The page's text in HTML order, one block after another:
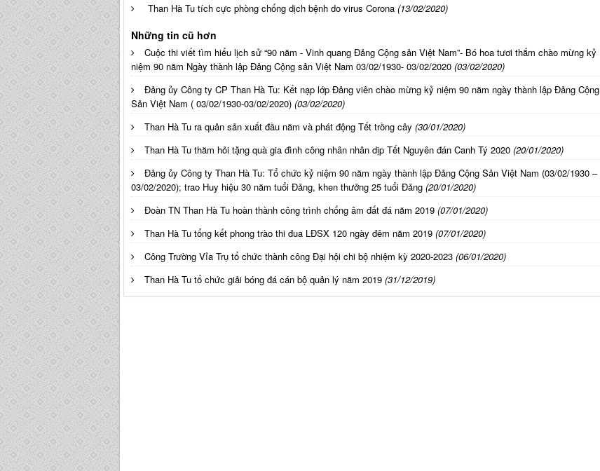
Than Hà Tu tích cực phòng chống dịch bệnh do virus Corona (13/02/2020)
Những tin cũ hơn
Cuộc thi viết tìm hiểu lịch sử “90 năm - Vinh quang Đảng Cộng sản Việt Nam”- Bó hoa tươi thắm chào mừng kỷ
niệm 90 năm Ngày thành lập Đảng Cộng sản Việt Nam 03/02/1930- 03/02/2020 (03/02/2020)
Đảng ủy Công ty CP Than Hà Tu: Kết nạp lớp Đảng viên chào mừng kỷ niệm 90 năm ngày thành lập Đảng Cộng
Sản Việt Nam ( 03/02/1930-03/02/2020) (03/02/2020)
Than Hà Tu ra quân sản xuất đầu năm và phát động Tết trồng cây (30/01/2020)
Than Hà Tu thăm hỏi tặng quà gia đình công nhân nhân dịp Tết Nguyên đán Canh Tý 2020 (20/01/2020)
Đảng ủy Công ty Than Hà Tu: Tổ chức kỷ niệm 90 năm ngày thành lập Đảng Cộng Sản Việt Nam (03/02/1930 –
03/02/2020); trao Huy hiệu 30 năm tuổi Đảng, khen thưởng 25 tuổi Đảng (20/01/2020)
Đoàn TN Than Hà Tu hoàn thành công trình chống âm đất đá năm 2019 (07/01/2020)
Than Hà Tu tổng kết phong trào thi đua LĐSX 120 ngày đêm năm 2019 (07/01/2020)
Công Trường Vỉa Trụ tổ chức thành công Đại hội chi bộ nhiệm kỳ 2020-2023 (06/01/2020)
Than Hà Tu tổ chức giải bóng đá cán bộ quản lý năm 2019 (31/12/2019)